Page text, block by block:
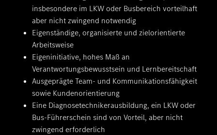
insbesondere im LKW oder Busbereich vorteilhaft
aber nicht zwingend notwendig
Eigenständige, organisierte und zielorientierte
Arbeitsweise
Eigeninitiative, hohes Maß an
Verantwortungsbewusstsein und Lernbereitschaft
Ausgeprägte Team- und Kommunikationsfähigkeit
sowie Kundenorientierung
Eine Diagnosetechnikerausbildung, ein LKW oder
Bus-Führerschein sind von Vorteil, aber nicht
zwingend erforderlich